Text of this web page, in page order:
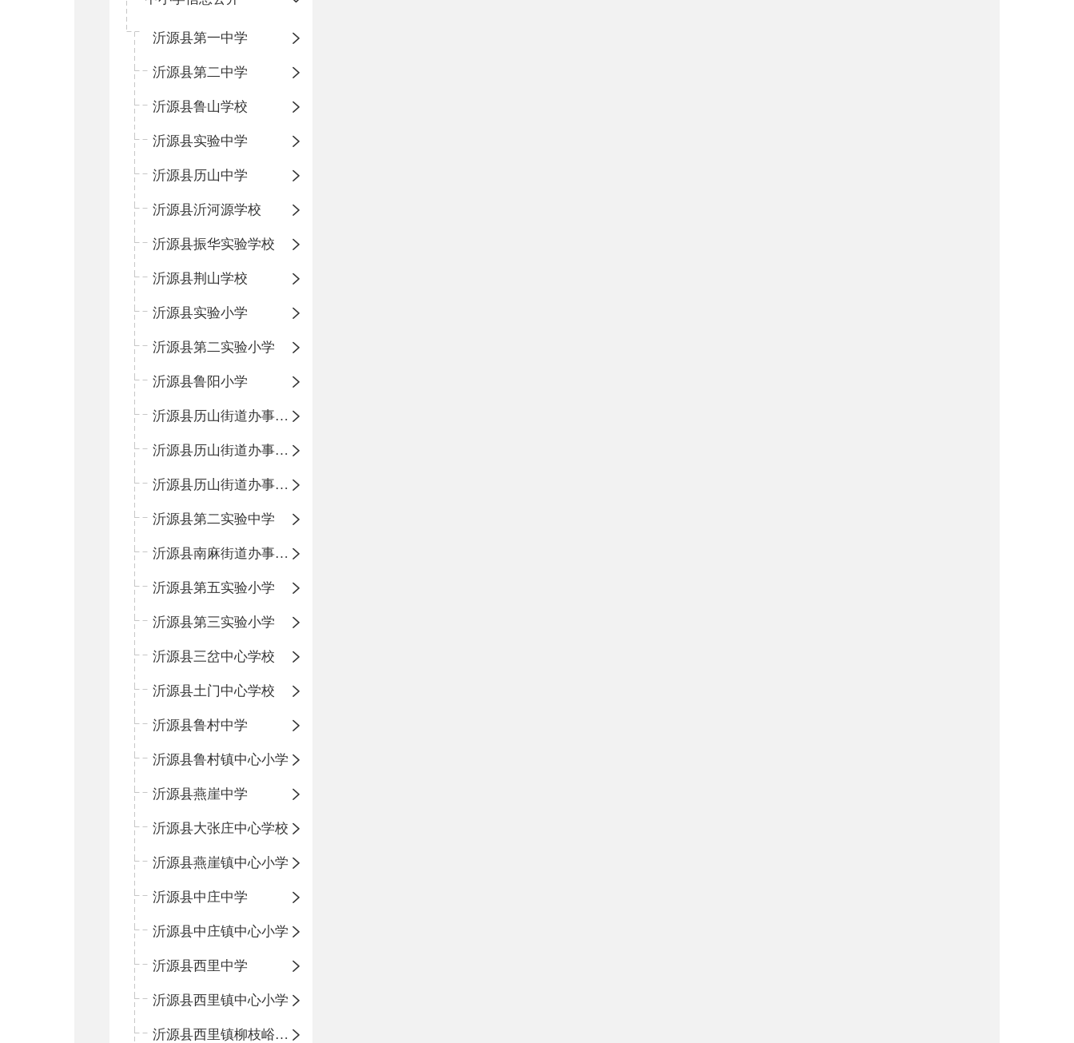
沂源县第一中学
沂源县第二中学
沂源县鲁山学校
沂源县实验中学
沂源县历山中学
沂源县沂河源学校
沂源县振华实验学校
沂源县荆山学校
沂源县实验小学
沂源县第二实验小学
沂源县鲁阳小学
沂源县历山街道办事处振兴路小学
沂源县历山街道办事处荆山路小学
沂源县历山街道办事处鲁山路小学
沂源县第二实验中学
沂源县南麻街道办事处中心小学
沂源县第五实验小学
沂源县第三实验小学
沂源县三岔中心学校
沂源县土门中心学校
沂源县鲁村中学
沂源县鲁村镇中心小学
沂源县燕崖中学
沂源县大张庄中心学校
沂源县燕崖镇中心小学
沂源县中庄中学
沂源县中庄镇中心小学
沂源县西里中学
沂源县西里镇中心小学
沂源县西里镇柳枝峪回民小学